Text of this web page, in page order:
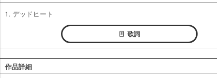
1. デッドヒート
歌詞
作品詳細